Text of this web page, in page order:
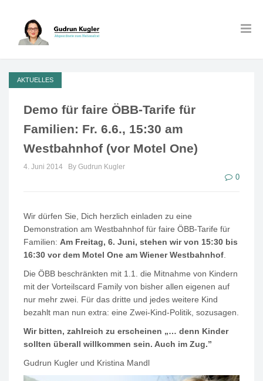
AKTUELLES
Demo für faire ÖBB-Tarife für
Familien: Fr. 6.6., 15:30 am
Westbahnhof (vor Motel One)
4. Juni 2014 By Gudrun Kugler
0
Wir dürfen Sie, Dich herzlich einladen zu eine
Demonstration am Westbahnhof für faire ÖBB-Tarife für
Familien: Am Freitag, 6. Juni, stehen wir von 15:30 bis
16:30 vor dem Motel One am Wiener Westbahnhof
Die ÖBB beschränkten mit 1.1. die Mitnahme von Kindern
mit der Vorteilscard Family von bisher allen eigenen auf
nur mehr zwei. Für das dritte und jedes weitere Kind
bezahlt man nun extra: eine Zwei-Kind-Politik, sozusagen.
Wir bitten, zahlreich zu erscheinen „… denn Kinder
sollten überall willkommen sein. Auch im Zug.”
Gudrun Kugler und Kristina Mandl